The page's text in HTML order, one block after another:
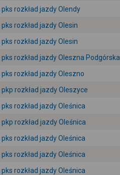
pks rozkład jazdy Olendy
pks rozkład jazdy Olesin
pks rozkład jazdy Olesin
pks rozkład jazdy Oleszna Podgórska
pks rozkład jazdy Oleszno
pkp rozkład jazdy Oleszyce
pks rozkład jazdy Oleśnica
pkp rozkład jazdy Oleśnica
pks rozkład jazdy Oleśnica
pks rozkład jazdy Oleśnica
pks rozkład jazdy Oleśnica